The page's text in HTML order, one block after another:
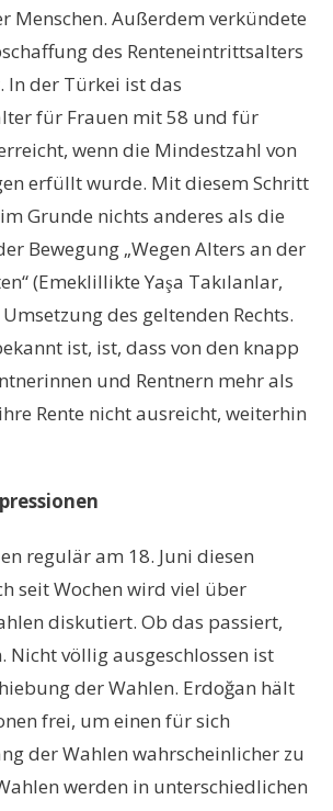
Menschen. Außerdem verkündete
des Renteneintrittsalters
In der Türkei ist das
für Frauen mit 58 und für
wenn die Mindestzahl von
erfüllt wurde. Mit diesem Schritt
im Grunde nichts anderes als die
Bewegung „Wegen Alters an der
(Emeklillikte Yaşa Takılanlar,
des geltenden Rechts.
ist, ist, dass von den knapp
und Rentnern mehr als
Rente nicht ausreicht, weiterhin
regulär am 18. Juni diesen
seit Wochen wird viel über
diskutiert. Ob das passiert,
Nicht völlig ausgeschlossen ist
der Wahlen. Erdoğan hält
frei, um einen für sich
der Wahlen wahrscheinlicher zu
werden in unterschiedlichen